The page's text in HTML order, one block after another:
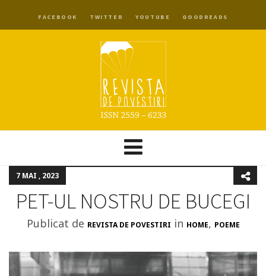
FACEBOOK TWITTER YOUTUBE GOODREADS
7 MAI , 2023
PET-UL NOSTRU DE BUCEGI
Publicat de REVISTA DE POVESTIRI in HOME, POEME